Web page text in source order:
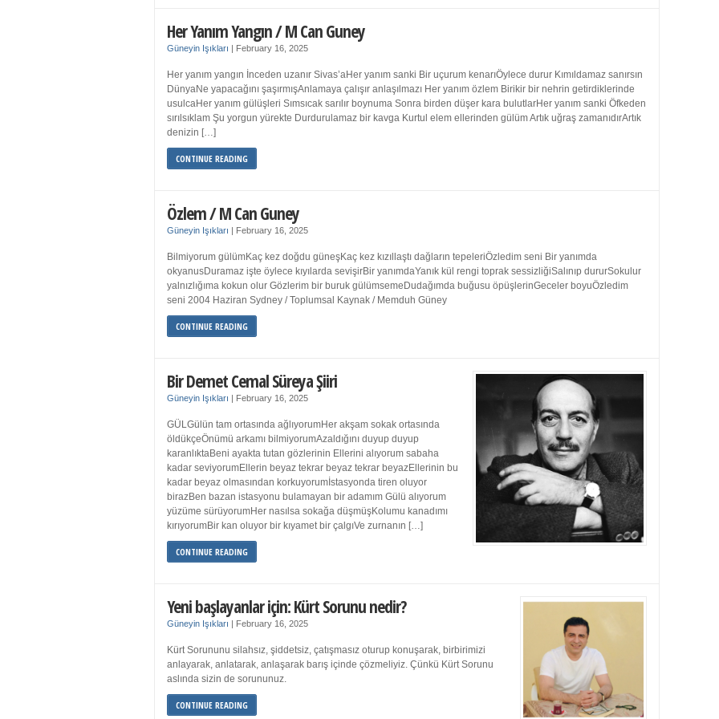
Her Yanım Yangın / M Can Guney
Güneyin Işıkları February 16, 2025
Her yanım yangın İnceden uzanır Sivas’aHer yanım sanki Bir uçurum kenarıÖylece durur Kımıldamaz sanırsın
DünyaNe yapacağını şaşırmışAnlamaya çalışır anlaşılmazı Her yanım özlem Birikir bir nehrin getirdiklerinde
usulcaHer yanım gülüşleri Sımsıcak sarılır boynuma Sonra birden düşer kara bulutlarHer yanım sanki Öfkeden
sırılsıklam Şu yorgun yürekte Durdurulamaz bir kavga Kurtul elem ellerinden gülüm Artık uğraş zamanıdırArtık
denizin […]
CONTINUE READING
Özlem / M Can Guney
Güneyin Işıkları February 16, 2025
Bilmiyorum gülümKaç kez doğdu güneşKaç kez kızıllaştı dağların tepeleriÖzledim seni Bir yanımda
okyanusDuramaz işte öylece kıyılarda sevişirBir yanımdaYanık kül rengi toprak sessizliğiSalınıp dururSokulur
yalnızlığıma kokun olur Gözlerim bir buruk gülümsemeDudağımda buğusu öpüşlerinGeceler boyuÖzledim
seni 2004 Haziran Sydney / Toplumsal Kaynak / Memduh Güney
CONTINUE READING
Bir Demet Cemal Süreya Şiiri
Güneyin Işıkları February 16, 2025
GÜLGülün tam ortasında ağlıyorumHer akşam sokak ortasında
öldükçeÖnümü arkamı bilmiyorumAzaldığını duyup duyup
karanlıktaBeni ayakta tutan gözlerinin Ellerini alıyorum sabaha
kadar seviyorumEllerin beyaz tekrar beyaz tekrar beyazEllerinin bu
kadar beyaz olmasından korkuyorumİstasyonda tiren oluyor
birazBen bazan istasyonu bulamayan bir adamım Gülü alıyorum
yüzüme sürüyorumHer nasılsa sokağa düşmüşKolumu kanadımı
kırıyorumBir kan oluyor bir kıyamet bir çalgıVe zurnanın […]
CONTINUE READING
Yeni başlayanlar için: Kürt Sorunu nedir?
Güneyin Işıkları February 16, 2025
Kürt Sorununu silahsız, şiddetsiz, çatışmasız oturup konuşarak, birbirimizi
anlayarak, anlatarak, anlaşarak barış içinde çözmeliyiz. Çünkü Kürt Sorunu
aslında sizin de sorununuz.
CONTINUE READING